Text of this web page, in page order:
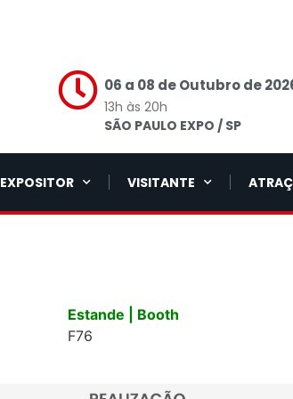
06 a 08 de Outubro de
13h às 20h
SÃO PAULO EXPO / SP
EXPOSITOR VISITANTE
Estande | Booth
F76